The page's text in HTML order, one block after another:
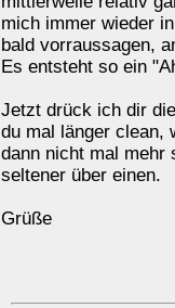
mich immer wieder
bald vorraussagen,
Es entsteht so ein
Jetzt drück ich dir
du mal länger clean,
dann nicht mal mehr
seltener über einen.
Grüße